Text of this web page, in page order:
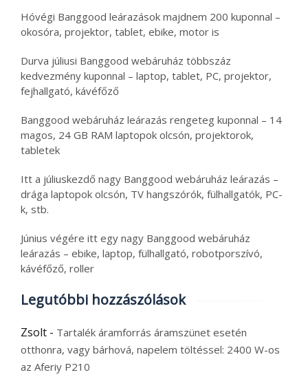
Hóvégi Banggood leárazások majdnem 200 kuponnal –
okosóra, projektor, tablet, ebike, motor is
Durva júliusi Banggood webáruház többszáz
kedvezmény kuponnal – laptop, tablet, PC, projektor,
fejhallgató, kávéfőző
Banggood webáruház leárazás rengeteg kuponnal – 14
magos, 24 GB RAM laptopok olcsón, projektorok,
tabletek
Itt a júliuskezdő nagy Banggood webáruház leárazás –
drága laptopok olcsón, TV hangszórók, fülhallgatók, PC-
k, stb.
Június végére itt egy nagy Banggood webáruház
leárazás – ebike, laptop, fülhallgató, robotporszívó,
kávéfőző, roller
Legutóbbi hozzászólások
Zsolt - Tartalék áramforrás áramszünet esetén
otthonra, vagy bárhová, napelem töltéssel: 2400 W-os
az Aferiy P210